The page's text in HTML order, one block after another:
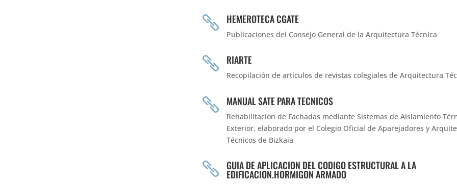
 HEMEROTECA CGATE
Publicaciones del Consejo General de la Arquitectura Técnica
 RIARTE
Recopilación de articulos de revistas colegiales de Arquitectura
 MANUAL SATE PARA TECNICOS
Rehabilitacion de Fachadas mediante Sistemas de Aislamiento
Exterior, elaborado por el Colegio Oficial de Aparejadores y
Técnicos de Bizkaia
 GUIA DE APLICACION DEL CODIGO ESTRUCTURAL A LA
EDIFICACION.HORMIGON ARMADO